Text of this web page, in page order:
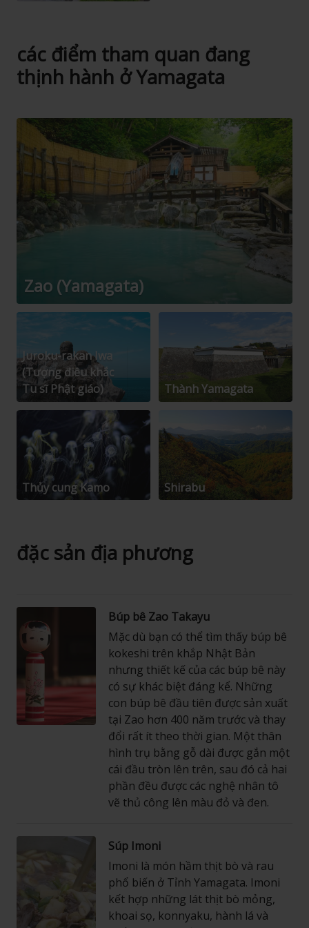
các điểm tham quan đang
thịnh hành ở Yamagata
Zao (Yamagata)
Juroku-rakan Iwa
(Tượng điêu khắc
Tu sĩ Phật giáo)
Thành Yamagata
Thủy cung Kamo Shirabu
đặc sản địa phương
Búp bê Zao Takayu
Mặc dù bạn có thể tìm thấy búp bê
kokeshi trên khắp Nhật Bản
nhưng thiết kế của các búp bê này
có sự khác biệt đáng kể. Những
con búp bê đầu tiên được sản xuất
tại Zao hơn 400 năm trước và thay
đổi rất ít theo thời gian. Một thân
hình trụ bằng gỗ dài được gắn một
cái đầu tròn lên trên, sau đó cả hai
phần đều được các nghệ nhân tô
vẽ thủ công lên màu đỏ và đen.
Súp Imoni
Imoni là món hầm thịt bò và rau
phổ biến ở Tỉnh Yamagata. Imoni
kết hợp những lát thịt bò mỏng,
khoai sọ, konnyaku, hành lá và